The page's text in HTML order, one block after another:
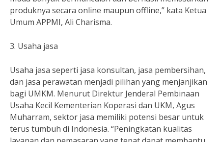
produknya secara online maupun offline,” kata Ketua
Umum APPMI, Ali Charisma.
3. Usaha jasa
Usaha jasa seperti jasa konsultan, jasa pembersihan,
dan jasa perawatan menjadi pilihan yang menjanjikan
bagi UMKM. Menurut Direktur Jenderal Pembinaan
Usaha Kecil Kementerian Koperasi dan UKM, Agus
Muharram, sektor jasa memiliki potensi besar untuk
terus tumbuh di Indonesia. “Peningkatan kualitas